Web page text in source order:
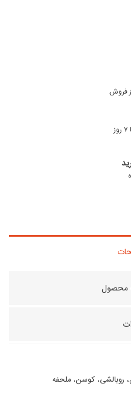
فروش
روبالشی، کوسن، ملحفه